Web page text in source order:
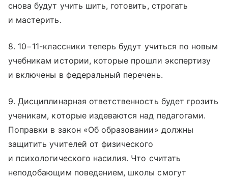
снова будут учить шить, готовить, строгать
и мастерить.
8. 10−11-классники теперь будут учиться по новым
учебникам истории, которые прошли экспертизу
и включены в федеральный перечень.
9. Дисциплинарная ответственность будет грозить
ученикам, которые издеваются над педагогами.
Поправки в закон «Об образовании» должны
защитить учителей от физического
и психологического насилия. Что считать
неподобающим поведением, школы смогут